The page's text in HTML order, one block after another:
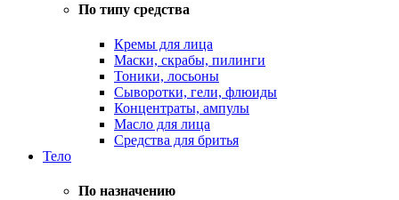
По типу средства
Кремы для лица
Маски, скрабы, пилинги
Тоники, лосьоны
Сыворотки, гели, флюиды
Концентраты, ампулы
Масло для лица
Средства для бритья
Тело
По назначению